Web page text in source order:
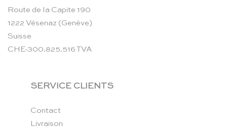
Route de la Capite 190
1222 Vésenaz (Genève)
Suisse
CHE-300.825.516 TVA
SERVICE CLIENTS
Contact
Livraison